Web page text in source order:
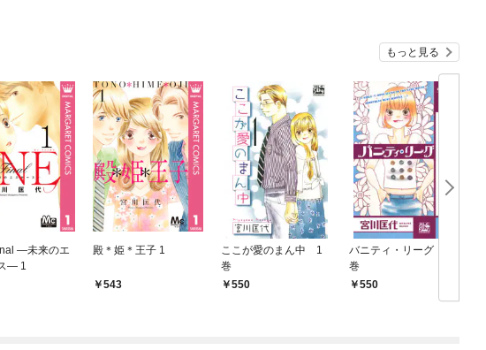
もっと見る
―未来のエ
― 1
殿＊姫＊王子 1
543
ここが愛のまん中 1
巻
550
バニティ・リーグ 1
巻
550